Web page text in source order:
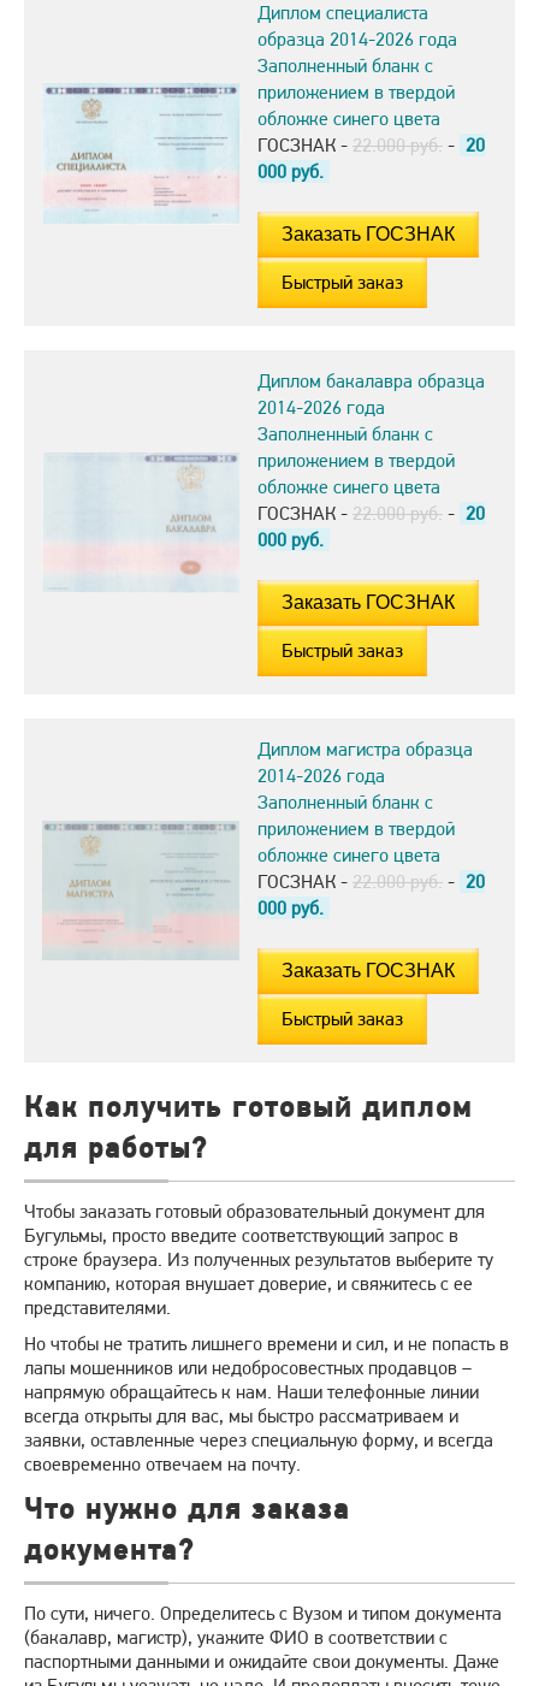
Диплом специалиста
образца 2014-2026 года
Заполненный бланк с
приложением в твердой
обложке синего цвета
ГОСЗНАК - 22.000 руб. - 20
000 руб.
Быстрый заказ
Диплом бакалавра образца
2014-2026 года
Заполненный бланк с
приложением в твердой
обложке синего цвета
ГОСЗНАК - 22.000 руб. - 20
000 руб.
Быстрый заказ
Диплом магистра образца
2014-2026 года
Заполненный бланк с
приложением в твердой
обложке синего цвета
ГОСЗНАК - 22.000 руб. - 20
000 руб.
Быстрый заказ
Как получить готовый диплом
для работы?
Чтобы заказать готовый образовательный документ для
Бугульмы, просто введите соответствующий запрос в
строке браузера. Из полученных результатов выберите ту
компанию, которая внушает доверие, и свяжитесь с ее
представителями.
Но чтобы не тратить лишнего времени и сил, и не попасть в
лапы мошенников или недобросовестных продавцов –
напрямую обращайтесь к нам. Наши телефонные линии
всегда открыты для вас, мы быстро рассматриваем и
заявки, оставленные через специальную форму, и всегда
своевременно отвечаем на почту.
Что нужно для заказа
документа?
По сути, ничего. Определитесь с Вузом и типом документа
(бакалавр, магистр), укажите ФИО в соответствии с
паспортными данными и ожидайте свои документы. Даже